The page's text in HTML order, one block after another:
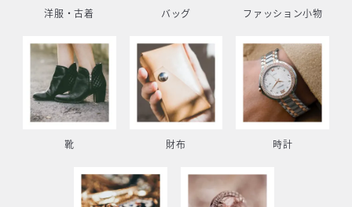
洋服・古着 バッグ ファッション小物
靴 財布 時計